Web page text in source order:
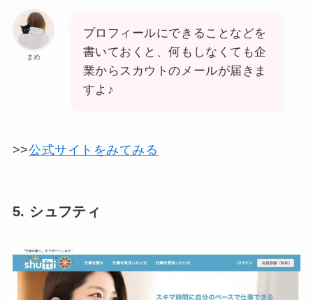
まめ
プロフィールにできることなどを
書いておくと、何もしなくても企
業からスカウトのメールが届きま
すよ♪
>>公式サイトをみてみる
5. シュフティ